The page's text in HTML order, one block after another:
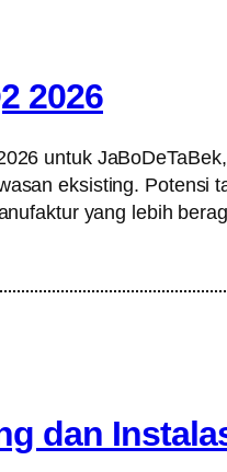
2026
untuk
eksisting. Potensi
yang lebih
dan